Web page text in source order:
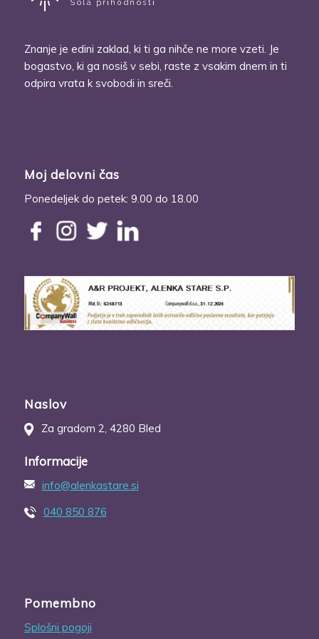
Znanje je edini zaklad, ki ti ga nihče ne more vzeti. Je
bogastvo, ki ga nosiš v sebi, raste z vsakim dnem in ti
odpira vrata k svobodi in sreči.
Moj delovni čas
Ponedeljek do petek: 9.00 do 18.00
Naslov
Za gradom 2, 4280 Bled
Informacije
info@alenkastare.si
040 850 876
Pomembno
Splošni pogoji